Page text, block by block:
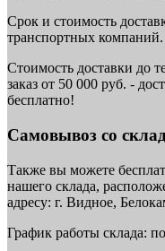
Срок и стоимость
транспортных компаний.
Стоимость доставки до
заказ от 50 000 руб. -
бесплатно!
Самовывоз со
Также вы можете
нашего склада,
адресу: г. Видное,
График работы склада: